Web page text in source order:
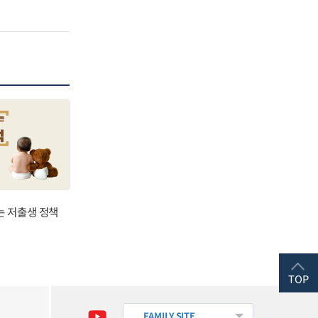
저출생 정책
TOP